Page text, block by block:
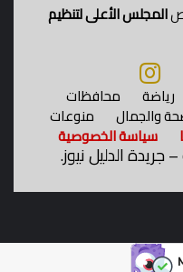
المجلس الأعلى لتنظيم
رياضة محافظات
والجمال منوعات
سياسة الخصوصية
الدليل نيوز.